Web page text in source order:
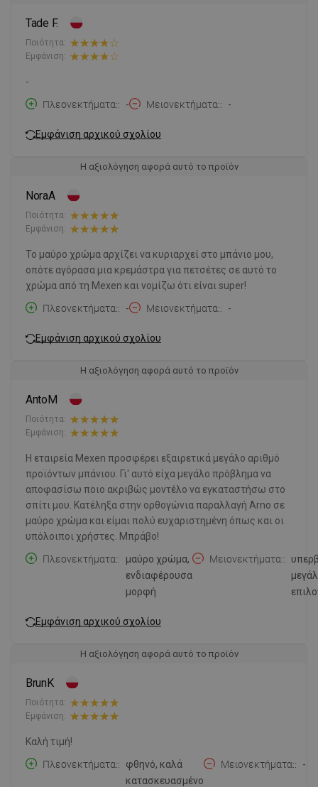
Tade F.
Ποιότητα:
Εμφάνιση:
-
Πλεονεκτήματα:
- Μειονεκτήματα: -
Εμφάνιση αρχικού σχολίου
Η αξιολόγηση αφορά αυτό το προϊόν
NoraA
Ποιότητα:
Εμφάνιση:
Το μαύρο χρώμα αρχίζει να κυριαρχεί στο μπάνιο μου,
οπότε αγόρασα μια κρεμάστρα για πετσέτες σε αυτό το
χρώμα από τη Mexen και νομίζω ότι είναι super!
Πλεονεκτήματα:
- Μειονεκτήματα: -
Εμφάνιση αρχικού σχολίου
Η αξιολόγηση αφορά αυτό το προϊόν
AntoM
Ποιότητα:
Εμφάνιση:
Η εταιρεία Mexen προσφέρει εξαιρετικά μεγάλο αριθμό
προϊόντων μπάνιου. Γι' αυτό είχα μεγάλο πρόβλημα να
αποφασίσω ποιο ακριβώς μοντέλο να εγκαταστήσω στο
σπίτι μου. Κατέληξα στην ορθογώνια παραλλαγή Arno σε
μαύρο χρώμα και είμαι πολύ ευχαριστημένη όπως και οι
υπόλοιποι χρήστες. Μπράβο!
Πλεονεκτήματα:
μαύρο χρώμα,
ενδιαφέρουσα
μορφή
Μειονεκτήματα:
Εμφάνιση αρχικού σχολίου
Η αξιολόγηση αφορά αυτό το προϊόν
BrunK
Ποιότητα:
Εμφάνιση:
Καλή τιμή!
Πλεονεκτήματα:
φθηνό, καλά
κατασκευασμένο
Μειονεκτήματα: -